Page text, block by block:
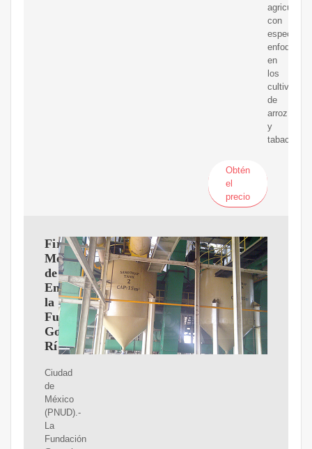
agricultura,
con
especial
enfoque
en
los
cultivos
de
arroz
y
tabaco.
Obtén
el
precio
Firman
Memorando
de
Entendimiento
la
Fundación
Gonzalo
Río
Ciudad
de
México
(PNUD).-
La
Fundación